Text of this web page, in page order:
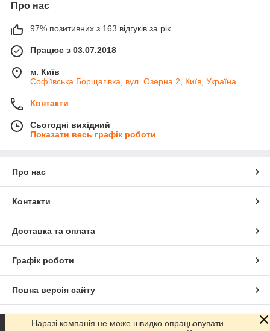
Про нас
97% позитивних з 163 відгуків за рік
Працює з 03.07.2018
м. Київ
Софіївська Борщагівка, вул. Озерна 2, Київ, Україна
Контакти
Сьогодні вихідний
Показати весь графік роботи
Про нас
Контакти
Доставка та оплата
Графік роботи
Повна версія сайту
Сайт створено на маркетплейсіProm.ua
Наразі компанія не може швидко опрацьовувати